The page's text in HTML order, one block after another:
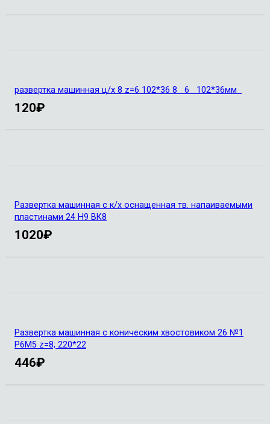
развертка машинная ц/х 8 z=6 102*36 8 6 102*36мм
120₽
Развертка машинная с к/х оснащенная тв. напаиваемыми
пластинами 24 Н9 ВК8
1020₽
Развертка машинная с коническим хвостовиком 26 №1
Р6М5 z=8; 220*22
446₽